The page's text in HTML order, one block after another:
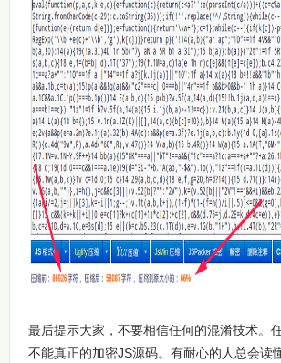
最后提示大家，不要相信任何的混淆技术。
不能真正的加密JS源码。有耐心的人总会读